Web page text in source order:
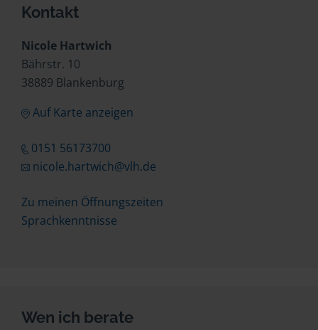
Kontakt
Nicole Hartwich
Bährstr. 10
38889 Blankenburg
Auf Karte anzeigen
0151 56173700
nicole.hartwich@vlh.de
Zu meinen Öffnungszeiten
Sprachkenntnisse
Wen ich berate